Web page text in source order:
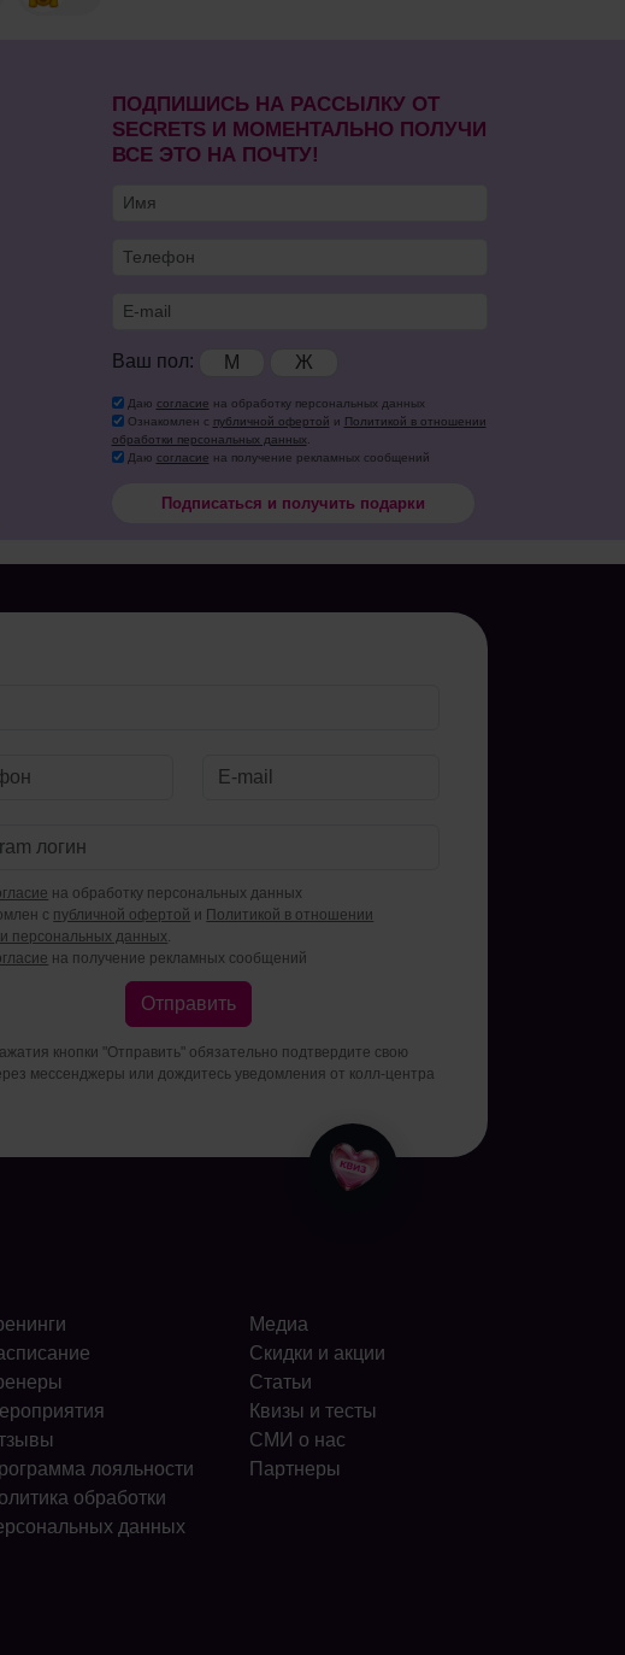
ПОДПИШИСЬ НА РАССЫЛКУ ОТ
SECRETS И МОМЕНТАЛЬНО ПОЛУЧИ
ВСЕ ЭТО НА ПОЧТУ!
Ваш пол: М Ж
Даю согласие на обработку персональных данных
Ознакомлен с публичной офертой и Политикой в отношении
обработки персональных данных
Даю согласие на получение рекламных сообщений
Подписаться и получить подарки
на обработку персональных данных
с публичной офертой и Политикой в отношении
персональных данных.
на получение рекламных сообщений
Отправить
кнопки "Отправить" обязательно подтвердите свою
мессенджеры или дождитесь уведомления от колл-центра
лояльности
обработки
данных
Медиа
Скидки и акции
Статьи
Квизы и тесты
СМИ о нас
Партнеры